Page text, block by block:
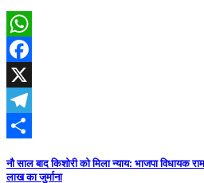
WhatsApp
Facebook
X
Telegram
नौ साल बाद किशोरी को मिला न्याय: भाजपा
लाख का जुर्माना